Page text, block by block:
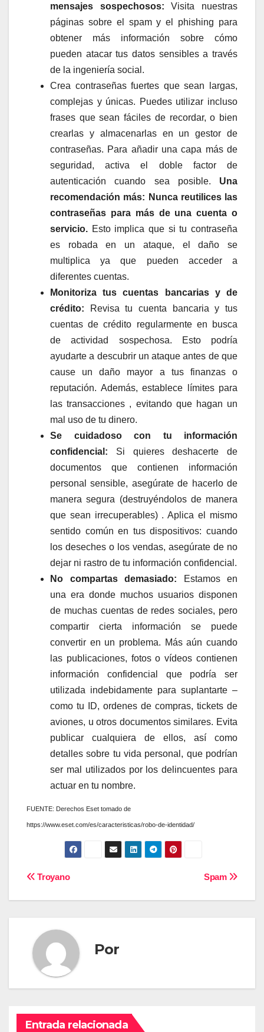
mensajes sospechosos:Visita nuestras
páginas sobre el spam y el phishing para
obtener más información sobre cómo
pueden atacar tus datos sensibles a través
de la ingeniería social.
Crea contraseñas fuertes que sean largas,
complejas y únicas. Puedes utilizar incluso
frases que sean fáciles de recordar, o bien
crearlas y almacenarlas en un gestor de
contraseñas. Para añadir una capa más de
seguridad, activa el doble factor de
autenticación cuando sea posible. Una
recomendación más: Nunca reutilices las
contraseñas para más de una cuenta o
servicio. Esto implica que si tu contraseña
es robada en un ataque, el daño se
multiplica ya que pueden acceder a
diferentes cuentas.
Monitoriza tus cuentas bancarias y de
crédito: Revisa tu cuenta bancaria y tus
cuentas de crédito regularmente en busca
de actividad sospechosa. Esto podría
ayudarte a descubrir un ataque antes de que
cause un daño mayor a tus finanzas o
reputación. Además, establece límites para
las transacciones , evitando que hagan un
mal uso de tu dinero.
Se cuidadoso con tu información
confidencial: Si quieres deshacerte de
documentos que contienen información
personal sensible, asegúrate de hacerlo de
manera segura (destruyéndolos de manera
que sean irrecuperables) . Aplica el mismo
sentido común en tus dispositivos: cuando
los deseches o los vendas, asegúrate de no
dejar ni rastro de tu información confidencial.
No compartas demasiado:
Estamos en
una era donde muchos usuarios disponen
de muchas cuentas de redes sociales, pero
compartir cierta información se puede
convertir en un problema. Más aún cuando
las publicaciones, fotos o vídeos contienen
información confidencial que podría ser
utilizada indebidamente para suplantarte –
como tu ID, ordenes de compras, tickets de
aviones, u otros documentos similares. Evita
publicar cualquiera de ellos, así como
detalles sobre tu vida personal, que podrían
ser mal utilizados por los delincuentes para
actuar en tu nombre.
FUENTE: Derechos Eset tomado de
https://www.eset.com/es/caracteristicas/robo-de-identidad/
Navegación
de
entradas
Spam
Troyano
Por
Entrada relacionada